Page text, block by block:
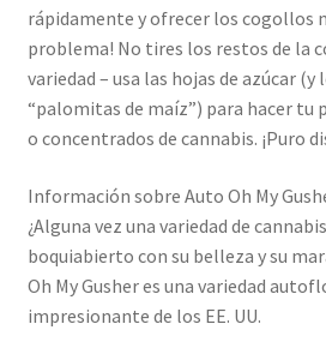
rápidamente y ofrecer los cogollos
problema! No tires los restos de la
variedad – usa las hojas de azúcar
“palomitas de maíz”) para hacer tu
o concentrados de cannabis. ¡Puro
Información sobre Auto Oh My
¿Alguna vez una variedad de
boquiabierto con su belleza y su
Oh My Gusher es una variedad
impresionante de los EE. UU.